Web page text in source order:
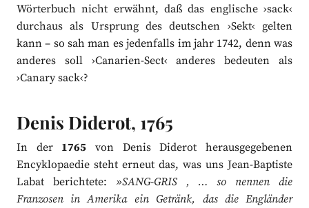
Wörterbuch nicht erwähnt, daß das englische ›sack‹
durchaus als Ursprung des deutschen ›Sekt‹ gelten
kann – so sah man es jedenfalls im jahr 1742, denn was
anderes soll ›Canarien-Sect‹ anderes bedeuten als
›Canary sack‹?
Denis Diderot, 1765
In der 1765 von Denis Diderot herausgegebenen
Encyklopaedie steht erneut das, was uns Jean-Baptiste
Labat berichtete: »SANG-GRIS , … so nennen die
Franzosen in Amerika ein Getränk, das die Engländer